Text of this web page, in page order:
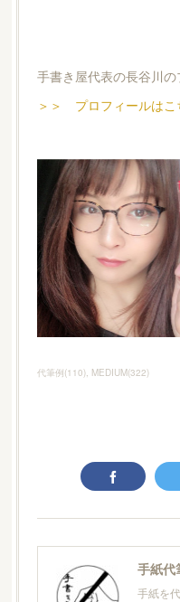
手書き屋代表の長谷川
＞＞ プロフィールは
代筆例(110) MEDIUM(322)
手紙を